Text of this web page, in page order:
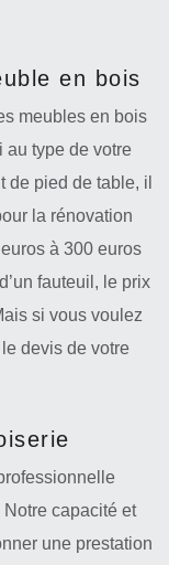
en bois
meubles en bois
au type de votre
de pied de table, il
la rénovation
à 300 euros
fauteuil, le prix
si vous voulez
devis de votre
capacité et
une prestation